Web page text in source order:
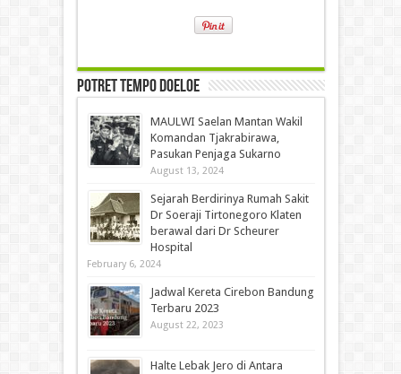
Potret Tempo Doeloe
MAULWI Saelan Mantan Wakil
Komandan Tjakrabirawa,
Pasukan Penjaga Sukarno
August 13, 2024
Sejarah Berdirinya Rumah Sakit
Dr Soeraji Tirtonegoro Klaten
berawal dari Dr Scheurer
Hospital
February 6, 2024
Jadwal Kereta Cirebon Bandung
Terbaru 2023
August 22, 2023
Halte Lebak Jero di Antara